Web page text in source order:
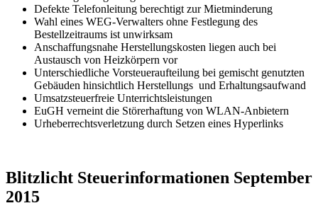
Defekte Telefonleitung berechtigt zur Mietminderung
Wahl eines WEG-Verwalters ohne Festlegung des
Bestellzeitraums ist unwirksam
Anschaffungsnahe Herstellungskosten liegen auch bei
Austausch von Heizkörpern vor
Unterschiedliche Vorsteueraufteilung bei gemischt genutzten
Gebäuden hinsichtlich Herstellungs und Erhaltungsaufwand
Umsatzsteuerfreie Unterrichtsleistungen
EuGH verneint die Störerhaftung von WLAN-Anbietern
Urheberrechtsverletzung durch Setzen eines Hyperlinks
Blitzlicht Steuerinformationen September
2015